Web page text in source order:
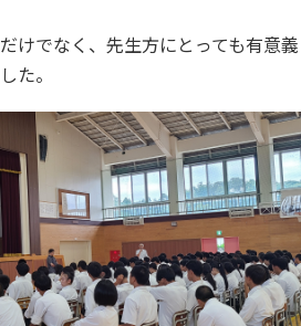
けでなく、先生方にとっても有意義
た。